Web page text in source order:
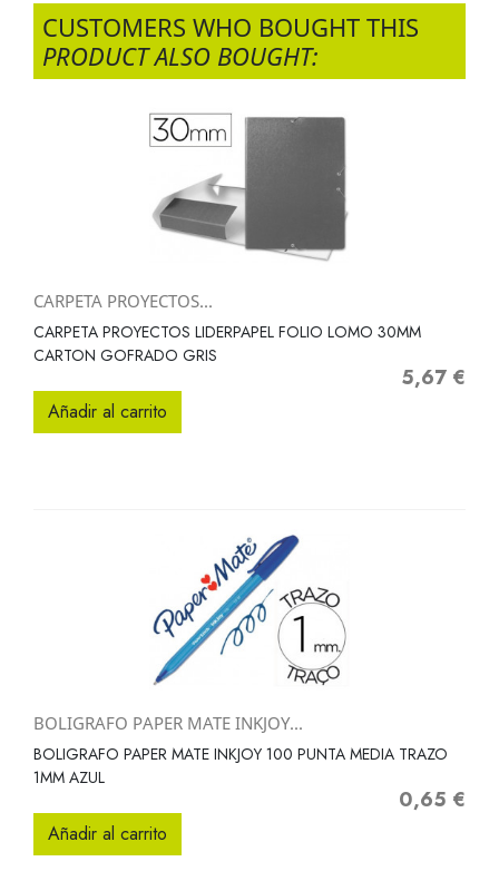
CUSTOMERS WHO BOUGHT THIS
PRODUCT ALSO BOUGHT:
CARPETA PROYECTOS...
CARPETA PROYECTOS LIDERPAPEL FOLIO LOMO 30MM
CARTON GOFRADO GRIS
Precio
5,67 €
Añadir al carrito
BOLIGRAFO PAPER MATE INKJOY...
BOLIGRAFO PAPER MATE INKJOY 100 PUNTA MEDIA TRAZO
1MM AZUL
Precio
0,65 €
Añadir al carrito